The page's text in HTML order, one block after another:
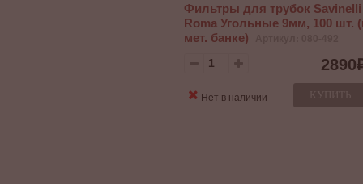
Фильтры для трубок Savinelli
Roma Угольные 9мм, 100 шт.
мет. банке)
2890
КУПИТЬ
Нет в наличии